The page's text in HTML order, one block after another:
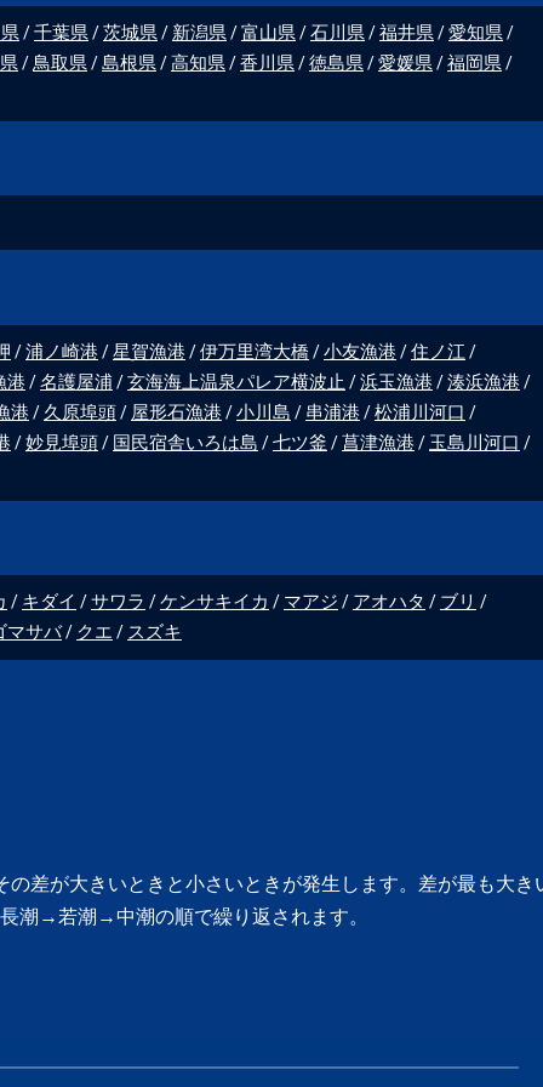
千葉県 茨城県 新潟県 富山県 石川県 福井県
愛知県
鳥取県 島根県 高知県 香川県 徳島県 愛媛県
福岡県
浦ノ崎港 星賀漁港 伊万里湾大橋 小友漁港
住ノ江
港 名護屋浦 玄海海上温泉パレア横波止 浜玉漁港
湊浜漁港
港 久原埠頭 屋形石漁港 小川島 串浦港
松浦川河口
妙見埠頭 国民宿舎いろは島 七ツ釜 菖津漁港
玉島川河口
キダイ サワラ ケンサキイカ マアジ アオハタ
ブリ
マサバ クエ スズキ
差が大きいときと小さいときが発生します。差が最も大き
潮→若潮→中潮の順で繰り返されます。